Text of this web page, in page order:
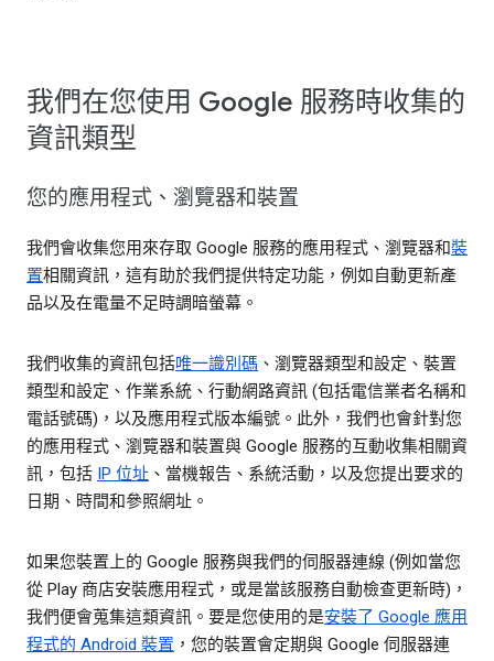
我們在您使用 Google 服務時收集的
資訊類型
您的應用程式、瀏覽器和裝置
我們會收集您用來存取 Google 服務的應用程式、瀏覽器和裝
置相關資訊，這有助於我們提供特定功能，例如自動更新產
品以及在電量不足時調暗螢幕。
我們收集的資訊包括唯一識別碼 、瀏覽器類型和設定、裝置
類型和設定、作業系統、行動網路資訊 (包括電信業者名稱和
電話號碼)，以及應用程式版本編號。此外，我們也會針對您
的應用程式、瀏覽器和裝置與 Google 服務的互動收集相關資
訊，包括 IP 位址 、當機報告、系統活動，以及您提出要求的
日期、時間和參照網址。
如果您裝置上的 Google 服務與我們的伺服器連線 (例如當您
從 Play 商店安裝應用程式，或是當該服務自動檢查更新時)，
我們便會蒐集這類資訊。要是您使用的是安裝了 Google 應用
程式的 Android 裝置 ，您的裝置會定期與 Google 伺服器連